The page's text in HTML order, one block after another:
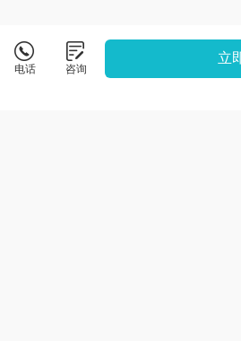
电话 咨询
立